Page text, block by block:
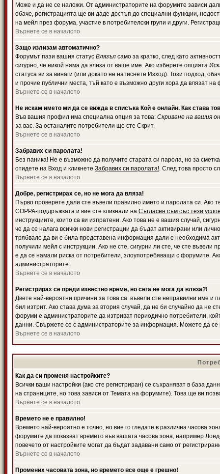
Може и да не се наложи. От администраторите на форумите зависи
обаче, регистрацията ще ви даде достъп до специални функции,
на мейл през форума, участие в потребителски групи и други.
Върнете се в началото
Защо излизам автоматично?
Форумът пази вашия статус Влязъл само за кратко, след като
сигурно, че никой няма да влиза от ваше име. Ако изберете опцията
статуса ви за винаги (или докато не натиснете Изход). Този подход,
и прочие публични места, тъй като е възможно други хора да влязат
Върнете се в началото
Не искам името ми да се вижда в списъка Кой е онлайн. Как става
Във вашия профил има специална опция за това: Скриване на вашия
за вас. За останалите потребители ще сте Скрит.
Върнете се в началото
Забравих си паролата!
Без паника! Не е възможно да получите старата си парола, но за
отидете на Вход и кликнете Забравих си паролата!. След това просто
Върнете се в началото
Добре, регистрирах се, но не мога да вляза!
Първо проверете дали сте въвели правилно името и паролата си. Ако
COPPA-поддръжката и вие сте кликнали на Съгласен съм със тези
инструкциите, които са ви изпратени. Ако това не е вашия случай,
че да се налага всички нови регистрации да бъдат активирани или
трябвало да ви е била представена информация дали е необходима
получили мейл с инструкции. Ако не сте, сигурни ли сте, че сте
е да се намали риска от потребители, злоупотребяващи с форумите.
администраторите.
Върнете се в началото
Регистрирах се преди известно време, но сега не мога да вляза?!
Двете най-вероятни причини за това са: въвели сте неправилни име и
бил изтрит. Ако става дума за втория случай, да не би случайно да
форуми е администраторите да изтриват периодично потребители,
данни. Свържете се с администраторите за информация. Можете да се
Върнете се в началото
Как да си променя настройките?
Всички ваши настройки (ако сте регистриран) се съхраняват в база
на страниците, но това зависи от Темата на форумите). Това ще ви
Върнете се в началото
Времето не е правилно!
Времето най-вероятно е точно, но вие го гледате в различна часова
форумите да показват времето във вашата часова зона, например
повечето от настройките могат да бъдат задавани само от
Върнете се в началото
Промених часовата зона, но времето все още е грешно!